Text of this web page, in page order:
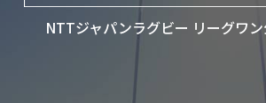
NTTジャパンラグビー リーグワ